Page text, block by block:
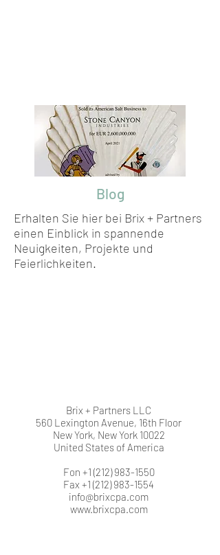
Blog
Erhalten Sie hier bei Brix + Partners
einen Einblick in spannende
Neuigkeiten, Projekte und
Feierlichkeiten.
Brix + Partners LLC
560 Lexington Avenue, 16th Floor
New York, New York 10022
United States of America
Fon +1 (212) 983-1550
Fax +1 (212) 983-1554
info@brixcpa.com
www.brixcpa.com